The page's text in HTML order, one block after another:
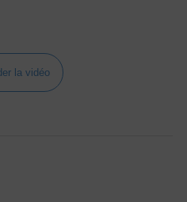
la vidéo